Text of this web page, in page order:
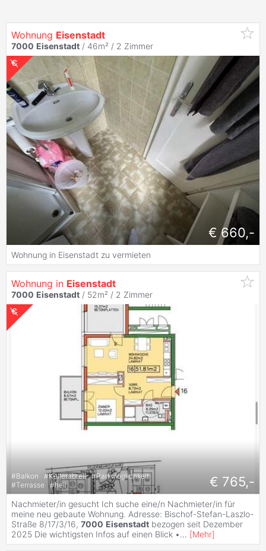
Wohnung Eisenstadt
7000 Eisenstadt / 46m² / 2 Zimmer
€ 660,-
Wohnung in Eisenstadt zu vermieten
Wohnung in Eisenstadt
7000 Eisenstadt / 52m² / 2 Zimmer
#Balkon #Kellerabteil #Parkmöglichkeit
#Terrasse #hell € 765,-
Nachmieter/in gesucht Ich suche eine/n Nachmieter/in für
meine neu gebaute Wohnung. Adresse: Bischof-Stefan-Laszlo-
Straße 8/17/3/16, 7000 Eisenstadt bezogen seit Dezember
2025 Die wichtigsten Infos auf einen Blick •... [Mehr]